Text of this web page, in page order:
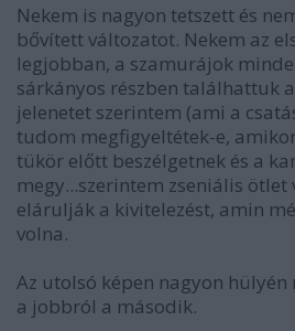
Nekem is nagyon tetszett és
bővített változatot. Nekem az
legjobban, a szamurájok
sárkányos részben találhattuk
jelenetet szerintem (ami a
tudom megfigyeltétek-e,
tükör előtt beszélgetnek és a
megy...szerintem zseniális
elárulják a kivitelezést, amin
volna.
Az utolsó képen nagyon hülyén
a jobbról a második.